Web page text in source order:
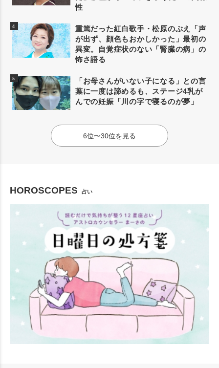
性
重篤だった紅白歌手・松原のぶえ「声
が出ず、顔色もおかしかった」最初の
異変。自覚症状のない「腎臓の病」の
怖さ語る
「お母さんがいない子になる」との言
葉に一度は諦めるも、ステージ4乳が
んでの妊娠「川の字で寝るのが夢」
6位〜30位を見る
HOROSCOPES 占い